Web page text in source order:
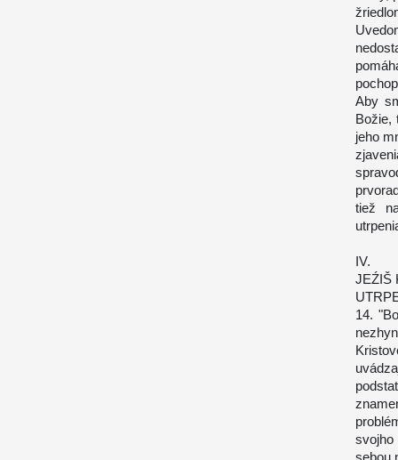
Aby
Božie,
jeho
tiež
IV.
JEŹIŠ
14.
sebou